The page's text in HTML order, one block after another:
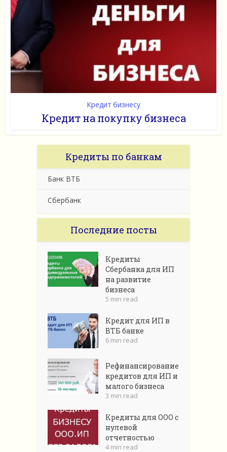
Кредит бизнесу
Кредит на покупку бизнеса
Кредиты по банкам
Банк ВТБ
Сбербанк
Последние посты
Кредиты
Сбербанка для ИП
на развитие
бизнеса
5 min read
Кредит для ИП в
ВТБ банке
6 min read
Рефинансирование
кредитов для ИП и
малого бизнеса
3 min read
Кредиты для ООО с
нулевой
отчетностью
4 min read